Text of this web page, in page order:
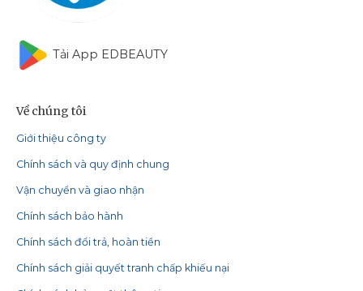
Tải App EDBEAUTY
Về chúng tôi
Giới thiệu công ty
Chính sách và quy định chung
Vận chuyển và giao nhận
Chính sách bảo hành
Chính sách đổi trả, hoàn tiền
Chính sách giải quyết tranh chấp khiếu nại